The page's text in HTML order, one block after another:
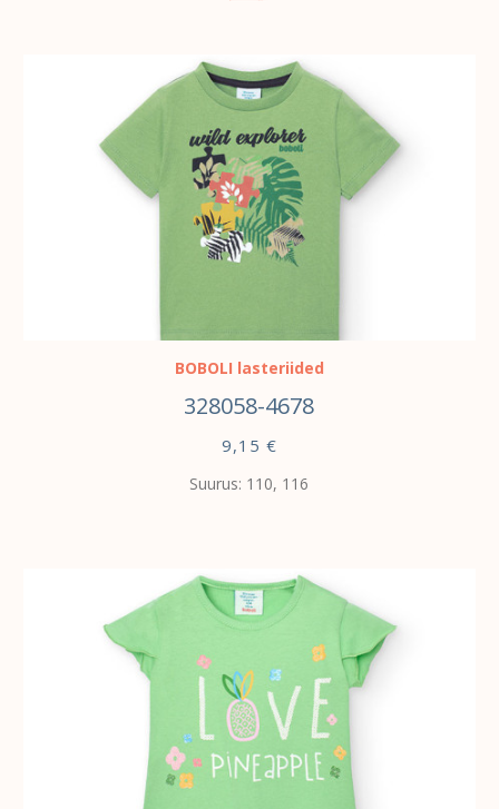
VALI
BOBOLI lasteriided
328058-4678
9,15 €
Suurus: 110, 116